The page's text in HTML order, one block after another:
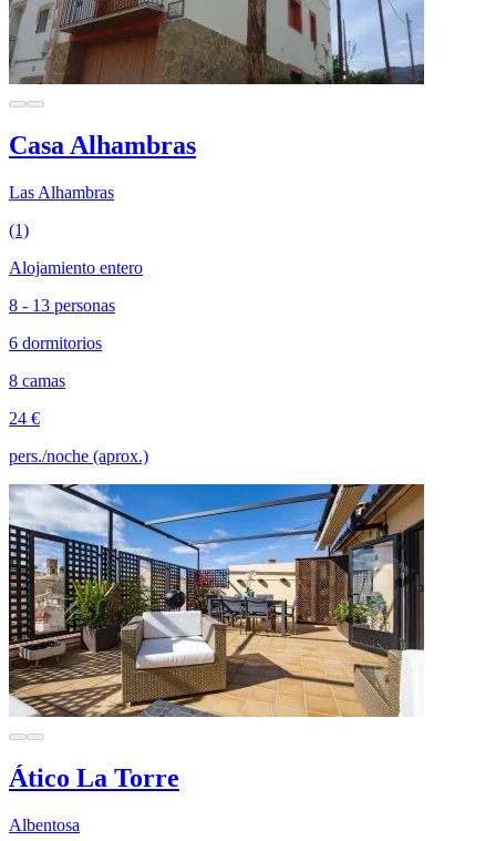
Casa Alhambras
Las Alhambras
(1)
Alojamiento entero
8 - 13 personas
6 dormitorios
8 camas
24 €
pers./noche (aprox.)
Ático La Torre
Albentosa